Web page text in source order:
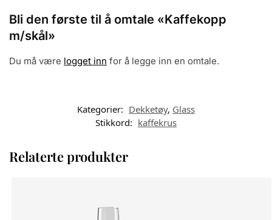
Bli den første til å omtale «Kaffekopp
m/skål»
Du må være logget inn for å legge inn en omtale.
Kategorier: Dekketøy, Glass
Stikkord: kaffekrus
Relaterte produkter